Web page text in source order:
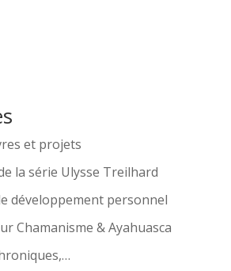
et projets
la série Ulysse Treilhard
développement personnel
Chamanisme & Ayahuasca